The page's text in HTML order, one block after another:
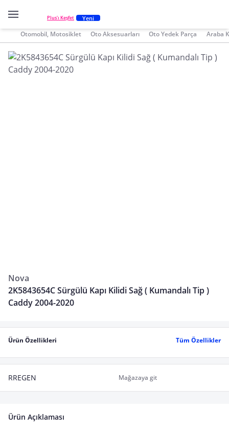
Plus'ı Keşfet Yeni
Otomobil, Motosiklet Oto Aksesuarları Oto Yedek Parça Araba
Nova
2K5843654C Sürgülü Kapı Kilidi Sağ ( Kumandalı Tip )
Caddy 2004-2020
Ürün Özellikleri Tüm Özellikler
RREGEN Mağazaya git
Ürün Açıklaması